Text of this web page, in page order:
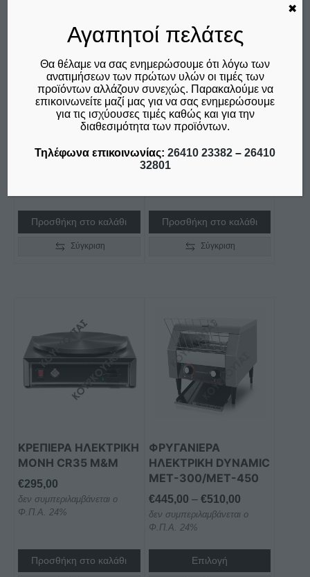
ΠΛΑΤΩ ΥΓΡΑΕΡΙΟΥ Τ
701P NORTH ΣΕΙΡΑ
850,00
Προσθήκη στο καλάθι
Σύγκριση
ΦΡΥΓΑΝΙΕΡΑ-
MULTIGRILL ROLLER
€780,00
Προσθήκη στο καλάθι
Σύγκριση
ΚΡΕΠΙΕΡΑ ΗΛΕΚΤΡΙΚΗ
ΜΟΝΗ CR35 M&M
€295,00
δεν συμπεριλαμβάνεται ο
Φ.Π.Α. 24%
Προσθήκη στο καλάθι
ΦΡΥΓΑΝΙΕΡΑ
ΗΛΕΚΤΡΙΚΗ DYNAMIC
MET-300/MET-450
€445,00 – €510,00Price
range:
through
δεν συμπεριλαμβάνεται ο
Φ.Π.Α. 24%
Επιλογή
προϊόν
πολλαπλές
παραλλαγές.
μπορούν
να
επιλεγούν
σελίδα
του
Αγαπητοί πελάτες
Θα θέλαμε να σας ενημερώσουμε ότι λόγω των
ανατιμήσεων των πρώτων υλών οι τιμές των
προϊόντων αλλάζουν συνεχώς. Παρακαλούμε να
επικοινωνείτε μαζί μας για να σας ενημερώσουμε
για τις ισχύουσες τιμές καθώς και για την
διαθεσιμότητα των προϊόντων.
Τηλέφωνα επικοινωνίας: 26410 23382 – 26410
32801
✖